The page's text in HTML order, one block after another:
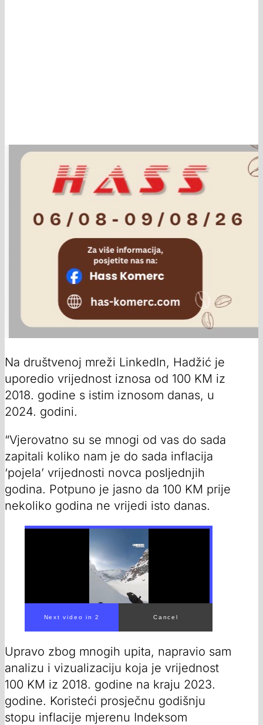
Na društvenoj mreži LinkedIn, Hadžić je
uporedio vrijednost iznosa od 100 KM iz
2018. godine s istim iznosom danas, u
2024. godini.
“Vjerovatno su se mnogi od vas do sada
zapitali koliko nam je do sada inflacija
‘pojela’ vrijednosti novca posljednjih
godina. Potpuno je jasno da 100 KM prije
nekoliko godina ne vrijedi isto danas.
Upravo zbog mnogih upita, napravio sam
analizu i vizualizaciju koja je vrijednost
100 KM iz 2018. godine na kraju 2023.
godine. Koristeći prosječnu godišnju
stopu inflacije mjerenu Indeksom